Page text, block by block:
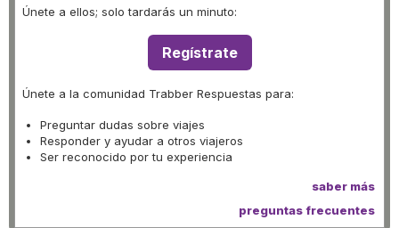
Únete a ellos; solo tardarás un minuto:
Regístrate
Únete a la comunidad Trabber Respuestas para:
Preguntar dudas sobre viajes
Responder y ayudar a otros viajeros
Ser reconocido por tu experiencia
saber más
preguntas frecuentes